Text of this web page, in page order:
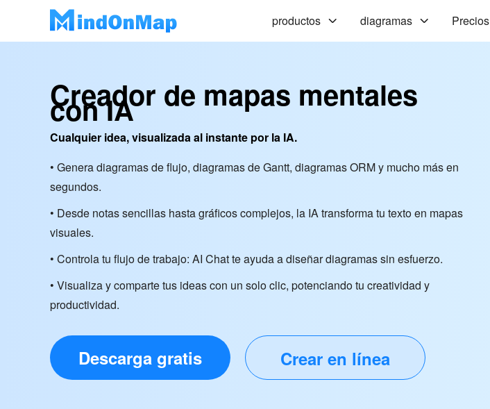
productos diagramas Precios
Creador de mapas mentales
con IA
Cualquier idea, visualizada al instante por la IA.
• Genera diagramas de flujo, diagramas de Gantt, diagramas ORM y mucho más en
segundos.
• Desde notas sencillas hasta gráficos complejos, la IA transforma tu texto en mapas
visuales.
• Controla tu flujo de trabajo: AI Chat te ayuda a diseñar diagramas sin esfuerzo.
• Visualiza y comparte tus ideas con un solo clic, potenciando tu creatividad y
productividad.
Descarga gratis Crear en línea